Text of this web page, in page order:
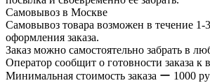
Самовывоз в Москве
Самовывоз товара возможен в течение 1-
оформления заказа.
Заказ можно самостоятельно забрать в
Оператор сообщит о готовности заказа к
Минимальная стоимость заказа ー 1000